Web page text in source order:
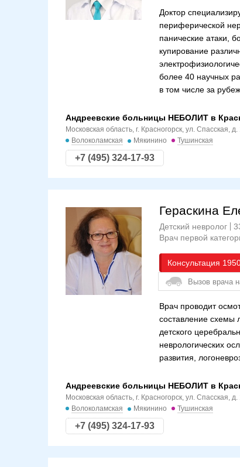
Доктор
периферической
панические атаки,
купирование
более 40 научных
в том числе за
Андреевские больницы НЕБОЛИТ в
Московская область, г. Красногорск, ул. Спасская, д.
Волоколамская
Мякинино Тушинская
+7 (495) 324-17-93
Гераскина
Детский невролог
Врач первой
Консультация
Вызов врача
Врач проводит
составление схемы
детского
неврологических
развития,
Андреевские больницы НЕБОЛИТ в
Московская область, г. Красногорск, ул. Спасская, д.
Волоколамская
Мякинино Тушинская
+7 (495) 324-17-93